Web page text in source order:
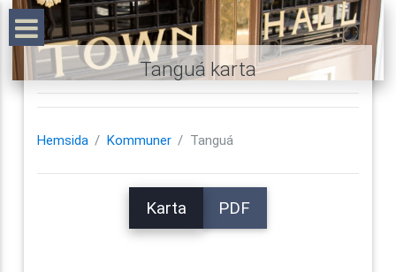
Tanguá karta
Hemsida Kommuner Tanguá
Karta PDF